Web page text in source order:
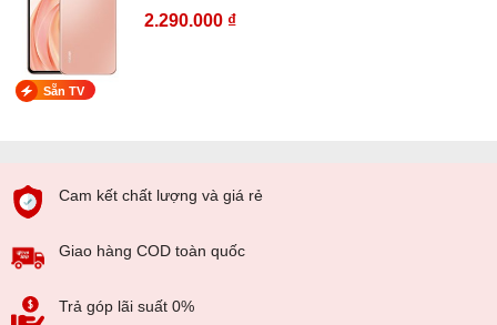
2.290.000 ₫
Sẵn TV
Cam kết chất lượng và giá rẻ
Giao hàng COD toàn quốc
Trả góp lãi suất 0%